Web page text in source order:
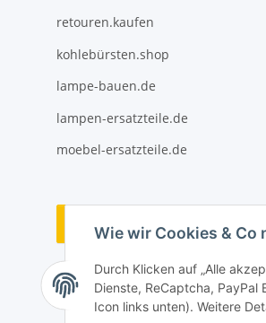
Wie wir Cookies & Co
Durch Klicken auf „Alle
Dienste, ReCaptcha,
Icon links unten). Weitere
retouren.kaufen
kohlebürsten.shop
lampe-bauen.de
lampen-ersatzteile.de
moebel-ersatzteile.de
Vertrag widerrufen